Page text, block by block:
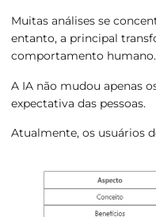
Muitas análises se
entanto, a principal
comportamento humano.
A IA não mudou apenas
expectativa das pessoas.
Atualmente, os usuários